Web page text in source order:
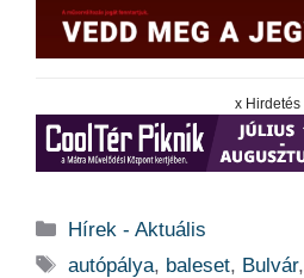
x Hirdetés
Kategória
Hírek - Aktuális
Címkék
autópálya, baleset, Bulvár,